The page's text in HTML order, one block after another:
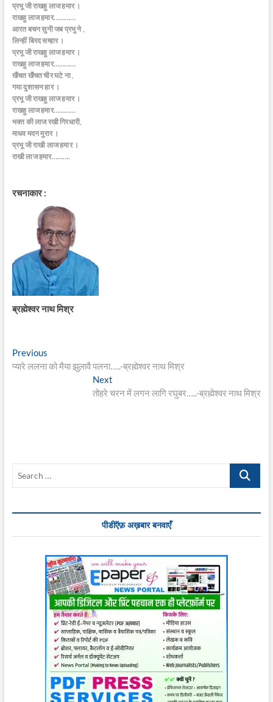
प्रभू जी राखहु लाज हमार ।
राखहु लाज हमार…………
आरत बचन सुनी जब प्रभु ने ,
लिन्हीं बिरद सम्हार ।
प्रभू जी राखहु लाज हमार ।
राखहु लाज हमार…………
खैंचत खैंचत चीर घटे ना ,
गया दुशासन हार ।
प्रभू जी राखहु लाज हमार ।
राखहु लाज हमार…………
भक्त की लाज रखी गिरधारी,
माधव मदन मुरार ।
प्रभू जी राखी लाज हमार ।
राखी लाज हमार……….
रचनाकार :
ब्रह्मेश्वर नाथ मिश्र
Post
navigation
PreviousPrevious
post:
प्यारे ललना को मैया झुलावै पलना…..-ब्रह्मेश्वर नाथ मिश्र
Next
post:
तोहरे चरन में लगन लागि रघुबर…..-ब्रह्मेश्वर नाथ मिश्र
Search
पीडीऍफ़ अख़बार बनवाएँ